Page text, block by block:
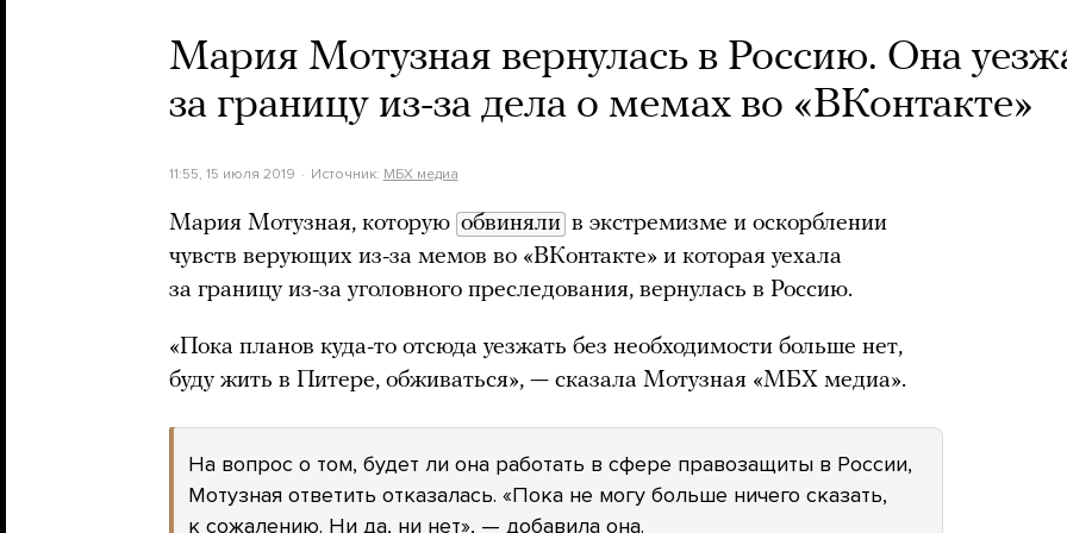
Мария Мотузная вернулась в Россию. Она
за границу из-за дела о мемах во «ВКонтакте»
11:55, 15 июля 2019 Источник: МБХ медиа
Мария Мотузная, которую обвиняли в экстремизме и оскорблении
чувств верующих из-за мемов во «ВКонтакте» и которая уехала
за границу из-за уголовного преследования, вернулась в Россию.
«Пока планов куда-то отсюда уезжать без необходимости больше нет,
буду жить в Питере, обживаться», — сказала Мотузная «МБХ медиа».
На вопрос о том, будет ли она работать в сфере правозащиты в России,
Мотузная ответить отказалась. «Пока не могу больше ничего сказать,
к сожалению. Ни да, ни нет», — добавила она.